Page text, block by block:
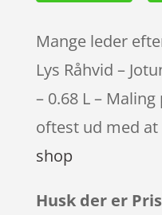
Mange leder
Lys Råhvid –
– 0.68 L –
oftest ud med
shop
Husk der er